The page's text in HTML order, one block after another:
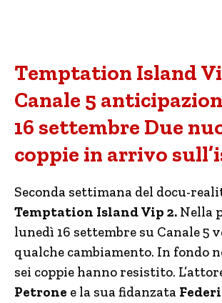
Temptation Island
Canale 5
16 settembre Due
coppie in arrivo
Seconda settimana del docu-
Temptation Island Vip 2. Nella
lunedì 16 settembre su Canale 5
qualche cambiamento. In fondo
sei coppie hanno resistito.
Petrone e la sua fidanzata